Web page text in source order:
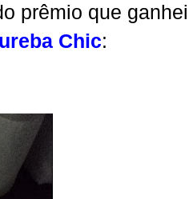
prêmio que ganhei
Chic: